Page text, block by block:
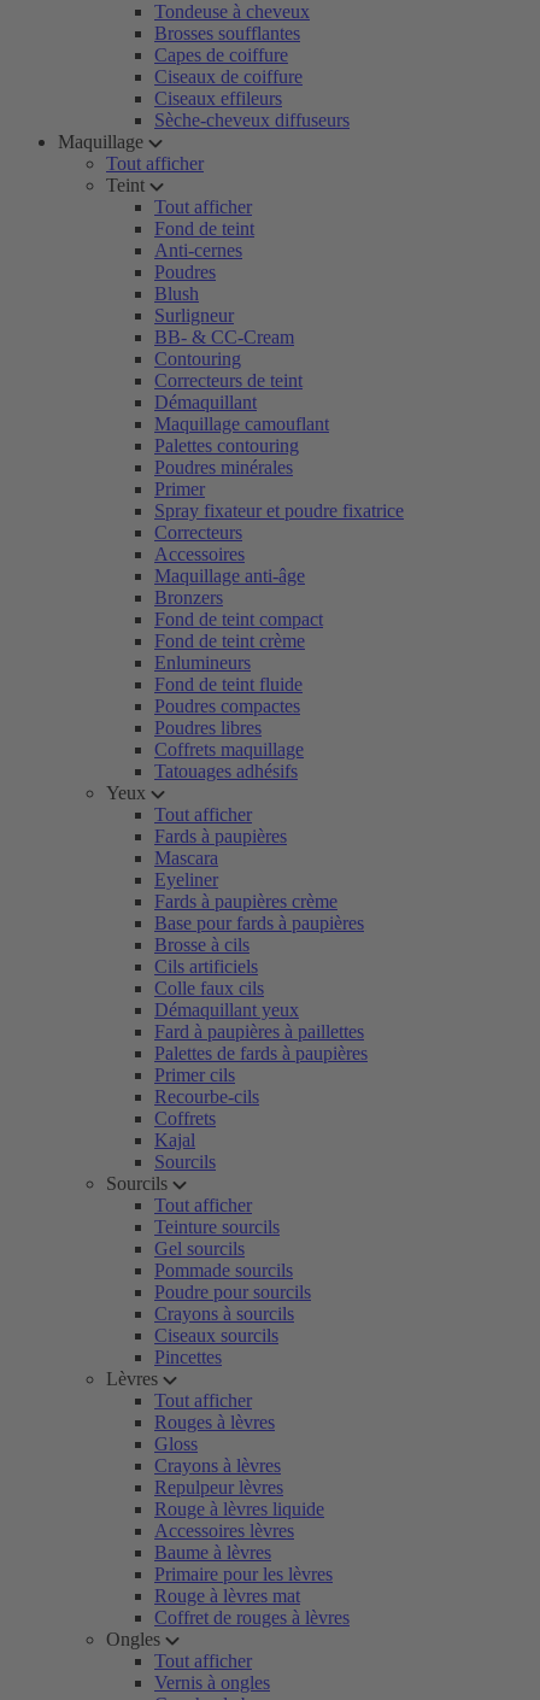
Tondeuse à cheveux
Brosses soufflantes
Capes de coiffure
Ciseaux de coiffure
Ciseaux effileurs
Sèche-cheveux diffuseurs
Maquillage
Tout afficher
Teint
Tout afficher
Fond de teint
Anti-cernes
Poudres
Blush
Surligneur
BB- & CC-Cream
Contouring
Correcteurs de teint
Démaquillant
Maquillage camouflant
Palettes contouring
Poudres minérales
Primer
Spray fixateur et poudre fixatrice
Correcteurs
Accessoires
Maquillage anti-âge
Bronzers
Fond de teint compact
Fond de teint crème
Enlumineurs
Fond de teint fluide
Poudres compactes
Poudres libres
Coffrets maquillage
Tatouages adhésifs
Yeux
Tout afficher
Fards à paupières
Mascara
Eyeliner
Fards à paupières crème
Base pour fards à paupières
Brosse à cils
Cils artificiels
Colle faux cils
Démaquillant yeux
Fard à paupières à paillettes
Palettes de fards à paupières
Primer cils
Recourbe-cils
Coffrets
Kajal
Sourcils
Sourcils
Tout afficher
Teinture sourcils
Gel sourcils
Pommade sourcils
Poudre pour sourcils
Crayons à sourcils
Ciseaux sourcils
Pincettes
Lèvres
Tout afficher
Rouges à lèvres
Gloss
Crayons à lèvres
Repulpeur lèvres
Rouge à lèvres liquide
Accessoires lèvres
Baume à lèvres
Primaire pour les lèvres
Rouge à lèvres mat
Coffret de rouges à lèvres
Ongles
Tout afficher
Vernis à ongles